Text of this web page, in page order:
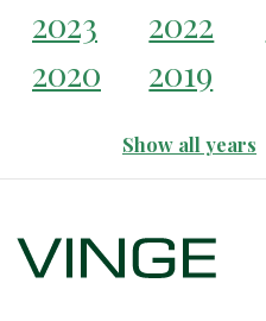
2023
2022
2020
2019
Show all years